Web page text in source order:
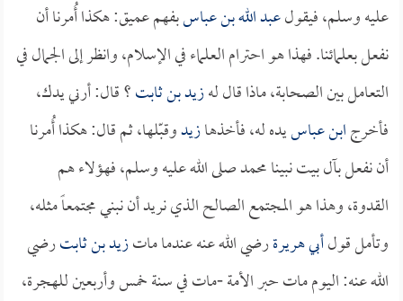
عليه وسلم، فيقولعبد الله بن عباسبفهم عميق: هكذا أُمرنا أن
نفعل بعلمائنا. فهذا هو احترام العلماء في الإسلام، وانظر إلى الجمال في
التعامل بين الصحابة، ماذا قال لهزيد بن ثابت؟ قال: أرني يدك،
فأخرجابن عباسيده له، فأخذهازيدوقبّلها، ثم قال: هكذا أُمرنا
أن نفعل بآل بيت نبينا محمد صلى الله عليه وسلم، فهؤلاء هم
القدوة، وهذا هو المجتمع الصالح الذي نريد أن نبني مجتمعاً مثله،
وتأمل قولأبي هريرةرضي الله عنه عندما ماتزيد بن ثابترضي
الله عنه: اليوم مات حبر الأمة -مات في سنة خمس وأربعين للهجرة،